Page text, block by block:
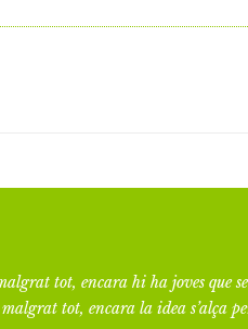
tot, encara hi ha joves que
tot, encara la idea s’alça